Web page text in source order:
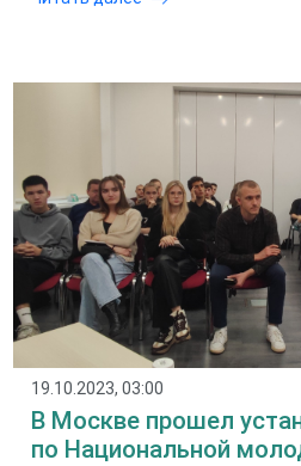
19.10.2023, 03:00
В Москве прошел
по Национальной